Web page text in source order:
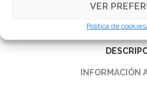
VER
Política de cookies
INFORMACIÓN